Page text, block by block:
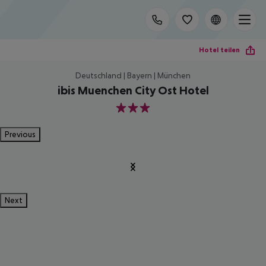
Hotel teilen
Deutschland | Bayern | München
ibis Muenchen City Ost Hotel
3
Previous
Next